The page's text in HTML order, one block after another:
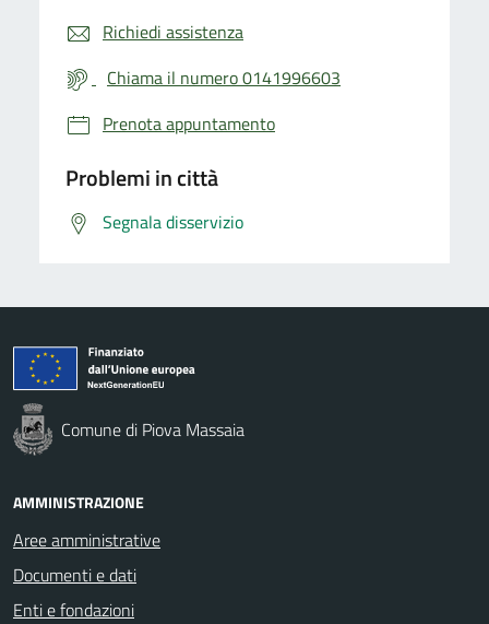
Richiedi assistenza
Chiama il numero 0141996603
Prenota appuntamento
Problemi in città
Segnala disservizio
Comune di Piova Massaia
AMMINISTRAZIONE
Aree amministrative
Documenti e dati
Enti e fondazioni